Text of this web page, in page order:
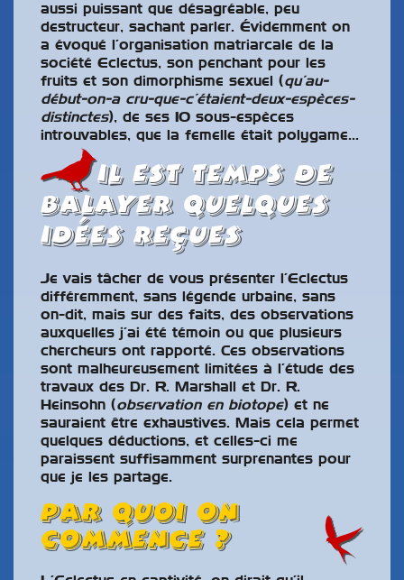
aussi puissant que désagréable, peu
destructeur, sachant parler. Évidemment on
a évoqué l’organisation matriarcale de la
société Eclectus, son penchant pour les
fruits et son dimorphisme sexuel (qu’au-
début-on-a cru-que-c’étaient-deux-espèces-
distinctes), de ses 10 sous-espèces
introuvables, que la femelle était polygame…
Il est temps de
balayer quelques
idées reçues
Je vais tâcher de vous présenter l’Eclectus
différemment, sans légende urbaine, sans
on-dit, mais sur des faits, des observations
auxquelles j’ai été témoin ou que plusieurs
chercheurs ont rapporté. Ces observations
sont malheureusement limitées à l’étude des
travaux des Dr. R. Marshall et Dr. R.
Heinsohn (observation en biotope) et ne
sauraient être exhaustives. Mais cela permet
quelques déductions, et celles-ci me
paraissent suffisamment surprenantes pour
que je les partage.
Par quoi on
commence ?